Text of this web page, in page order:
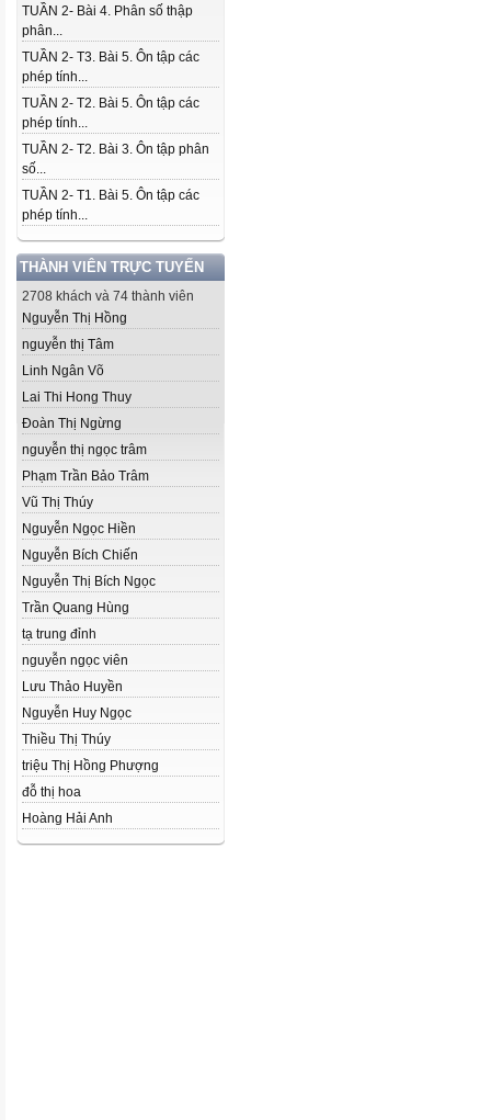
TUẦN 2- Bài 4. Phân số thập
phân...
TUẦN 2- T3. Bài 5. Ôn tập các
phép tính...
TUẦN 2- T2. Bài 5. Ôn tập các
phép tính...
TUẦN 2- T2. Bài 3. Ôn tập phân
số...
TUẦN 2- T1. Bài 5. Ôn tập các
phép tính...
THÀNH VIÊN TRỰC TUYẾN
2708 khách và 74 thành viên
Nguyễn Thị Hồng
nguyễn thị Tâm
Linh Ngân Võ
Lai Thi Hong Thuy
Đoàn Thị Ngừng
nguyễn thị ngọc trâm
Phạm Trần Bảo Trâm
Vũ Thị Thúy
Nguyễn Ngọc Hiền
Nguyễn Bích Chiến
Nguyễn Thị Bích Ngọc
Trần Quang Hùng
tạ trung đỉnh
nguyễn ngọc viên
Lưu Thảo Huyền
Nguyễn Huy Ngọc
Thiều Thị Thúy
triệu Thị Hồng Phượng
đỗ thị hoa
Hoàng Hải Anh